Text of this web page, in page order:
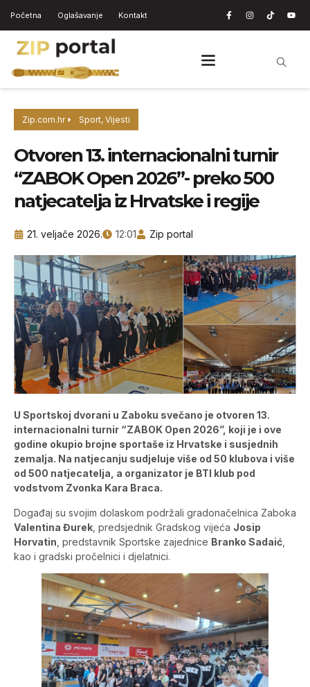
Početna Oglašavanje Kontakt
Zip.com.hr Sport, Vijesti
Otvoren 13. internacionalni turnir
“ZABOK Open 2026”- preko 500
natjecatelja iz Hrvatske i regije
21. veljače 2026. 12:01 Zip portal
U Sportskoj dvorani u Zaboku svečano je otvoren 13.
internacionalni turnir “ZABOK Open 2026”, koji je i ove
godine okupio brojne sportaše iz Hrvatske i susjednih
zemalja. Na natjecanju sudjeluje više od 50 klubova i više
od 500 natjecatelja, a organizator je BTI klub pod
vodstvom Zvonka Kara Braca.
Događaj su svojim dolaskom podržali gradonačelnica Zaboka
Valentina Đurek , predsjednik Gradskog vijeća Josip
Horvatin , predstavnik Sportske zajednice Branko Sadaić
kao i gradski pročelnici i djelatnici.